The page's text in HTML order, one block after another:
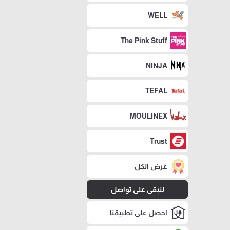
WELL
The Pink Stuff
NINJA
TEFAL
MOULINEX
Trust
عرض الكل
لنبقى على تواصل
احصل على تطبيقنا